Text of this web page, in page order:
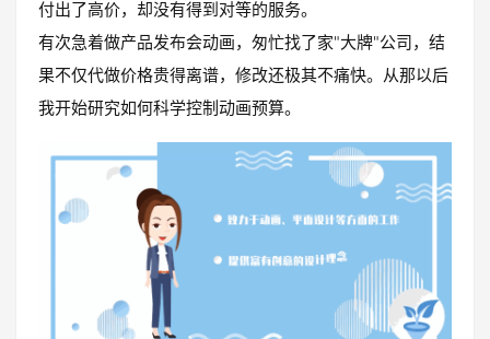
付出了高价，却没有得到对等的服务。
有次急着做产品发布会动画，匆忙找了家"大牌"公司，结
果不仅代做价格贵得离谱，修改还极其不痛快。从那以后
我开始研究如何科学控制动画预算。